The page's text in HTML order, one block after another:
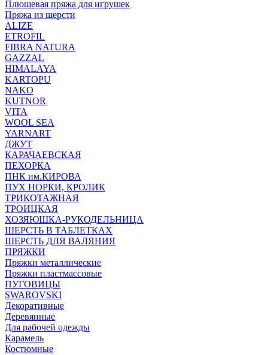
Плюшевая пряжа для игрушек
Пряжа из шерсти
ALIZE
ETROFIL
FIBRA NATURA
GAZZAL
HIMALAYA
KARTOPU
NAKO
KUTNOR
VITA
WOOL SEA
YARNART
ДЖУТ
КАРАЧАЕВСКАЯ
ПЕХОРКА
ПНК им.КИРОВА
ПУХ НОРКИ, КРОЛИК
ТРИКОТАЖНАЯ
ТРОИЦКАЯ
ХОЗЯЮШКА-РУКОДЕЛЬНИЦА
ШЕРСТЬ В ТАБЛЕТКАХ
ШЕРСТЬ ДЛЯ ВАЛЯНИЯ
ПРЯЖКИ
Пряжки металлические
Пряжки пластмассовые
ПУГОВИЦЫ
SWAROVSKI
Декоративные
Деревянные
Для рабочей одежды
Карамель
Костюмные